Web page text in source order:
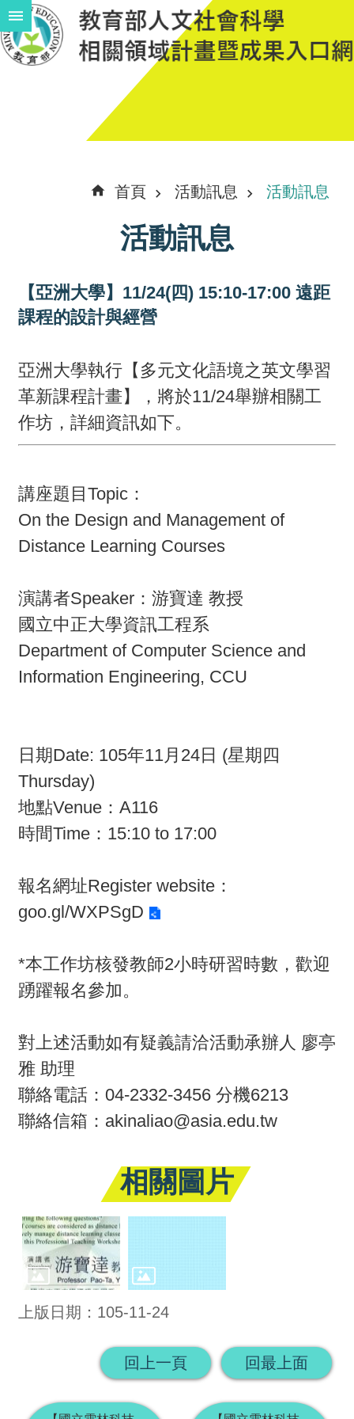
跳到主要內容區塊
進
中
程
畫
計
畫
請
計
畫
果
最
新
訊
活
動
訊
息
案
下
載
相
關
站
回
首
導
覽
首頁 活動訊息 活動訊息
活動訊息
【亞洲大學】11/24(四) 15:10-17:00 遠距
課程的設計與經營
亞洲大學執行【多元文化語境之英文學習
革新課程計畫】，將於11/24舉辦相關工
作坊，詳細資訊如下。
講座題目Topic：
On the Design and Management of
Distance Learning Courses
演講者Speaker：游寶達 教授
國立中正大學資訊工程系
Department of Computer Science and
Information Engineering, CCU
日期Date: 105年11月24日 (星期四
Thursday)
地點Venue：A116
時間Time：15:10 to 17:00
報名網址Register website：
goo.gl/WXPSgD
*本工作坊核發教師2小時研習時數，歡迎
踴躍報名參加。
對上述活動如有疑義請洽活動承辦人 廖亭
雅 助理
聯絡電話：04-2332-3456 分機6213
聯絡信箱：akinaliao@asia.edu.tw
相關圖片
上版日期：105-11-24
回上一頁 回最上面